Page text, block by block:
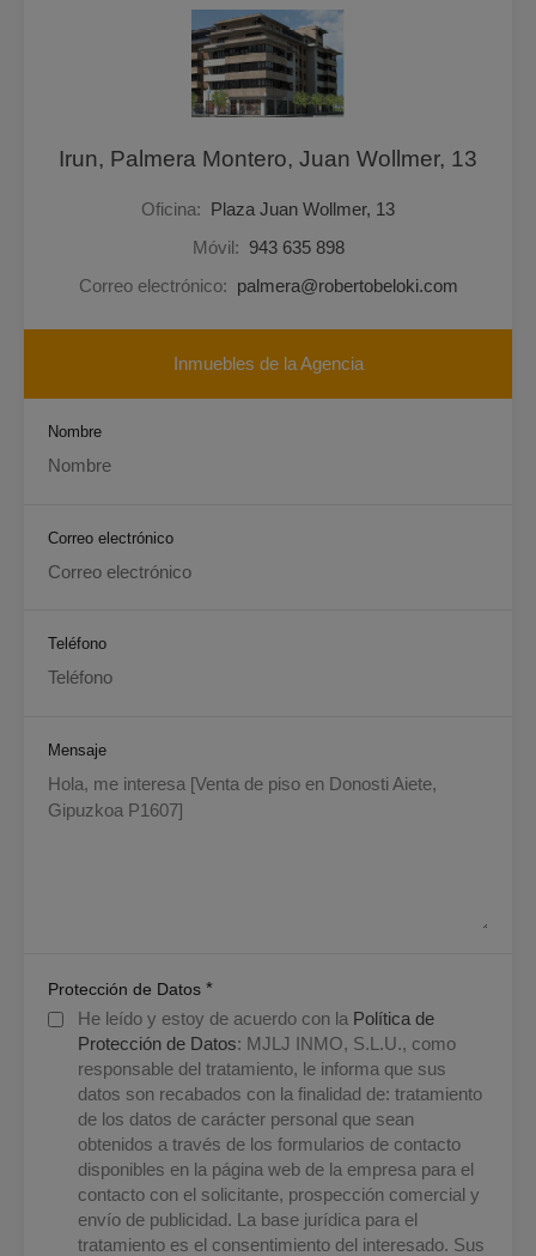
Irun, Palmera Montero, Juan Wollmer, 13
Oficina: Plaza Juan Wollmer, 13
Móvil: 943 635 898
Correo electrónico: palmera@robertobeloki.com
Inmuebles de la Agencia
Nombre
Correo electrónico
Teléfono
Mensaje
Protección de Datos *
He leído y estoy de acuerdo con la Política de
Protección de Datos: MJLJ INMO, S.L.U., como
responsable del tratamiento, le informa que sus
datos son recabados con la finalidad de: tratamiento
de los datos de carácter personal que sean
obtenidos a través de los formularios de contacto
disponibles en la página web de la empresa para el
contacto con el solicitante, prospección comercial y
envío de publicidad. La base jurídica para el
tratamiento es el consentimiento del interesado. Sus